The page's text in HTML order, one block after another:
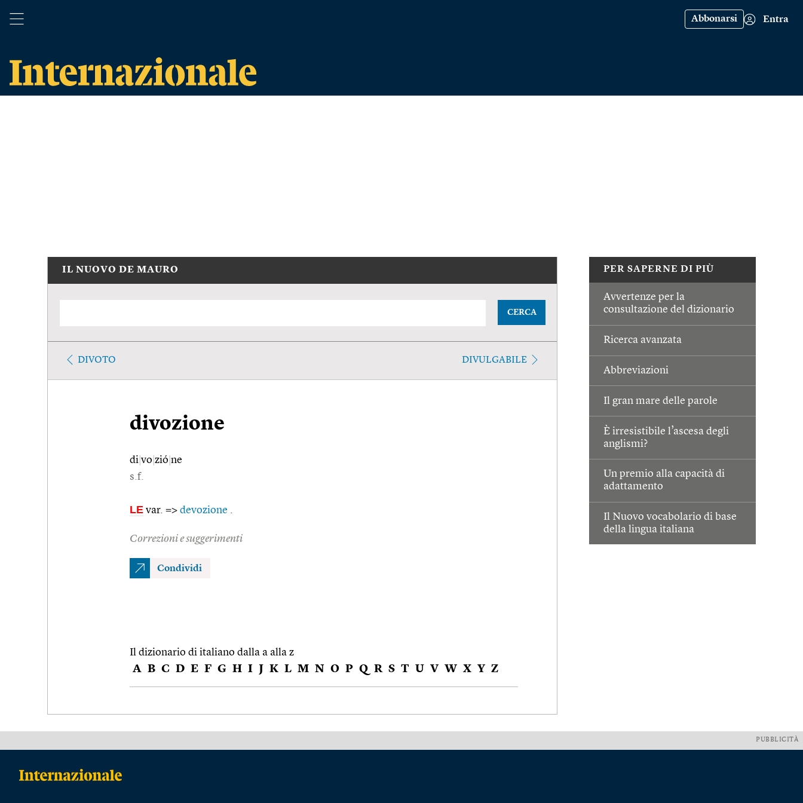
Abbonarsi Entra
PER SAPERNE DI PIÙ
Avvertenze per la
consultazione del dizionario
Ricerca avanzata
Abbreviazioni
Il gran mare delle parole
È irresistibile l’ascesa degli
anglismi?
Un premio alla capacità di
adattamento
Il Nuovo vocabolario di base
della lingua italiana
IL NUOVO DE MAURO
CERCA
DIVOTO DIVULGABILE
divozione
di vo zió ne
s.f.
LE var. => devozione .
Correzioni e suggerimenti
Condividi
Il dizionario di italiano dalla a alla z
A B C D E F G H I J K L M N O P Q R S T U V W X Y Z
PUBBLICITÀ